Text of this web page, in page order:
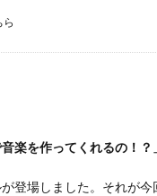
楽を作ってくれるの！？
登場しました。それが今